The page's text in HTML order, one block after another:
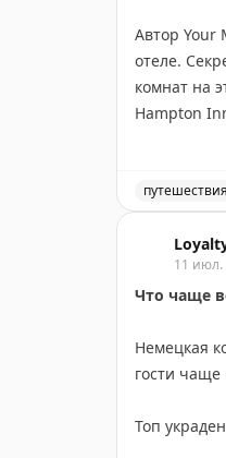
Автор Your
отеле.
комнат на
Hampton
карту
Your
путешествия
11 июл.
Что чаще
Немецкая
гости чаще
Топ